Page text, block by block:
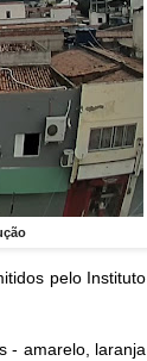
pelo Instituto
- amarelo, laranja